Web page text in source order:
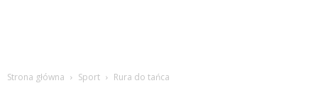
Strona główna Sport Rura do tańca